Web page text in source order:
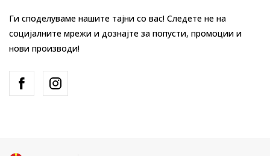
Ги споделуваме нашите тајни со вас! Следете не на
социјалните мрежи и дознајте за попусти, промоции и
нови производи!